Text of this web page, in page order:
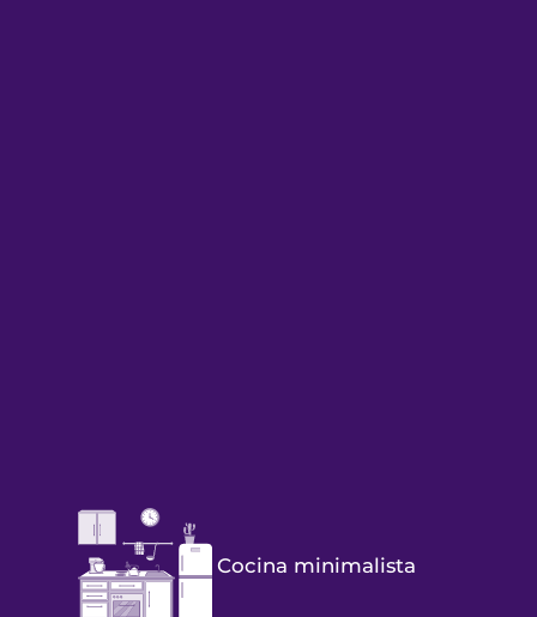
Cocina minimalista